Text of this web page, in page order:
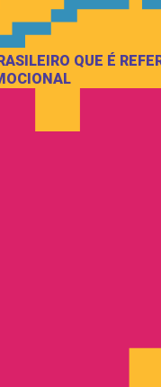
QUE É